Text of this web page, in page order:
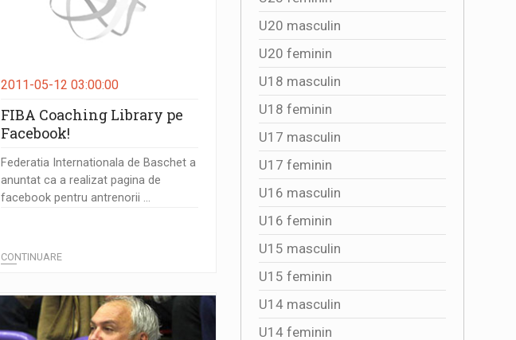
2011-05-12 03:00:00
FIBA Coaching Library pe
Facebook!
Federatia Internationala de Baschet a
anuntat ca a realizat pagina de
facebook pentru antrenorii ...
CONTINUARE
U20 masculin
U20 feminin
U18 masculin
U18 feminin
U17 masculin
U17 feminin
U16 masculin
U16 feminin
U15 masculin
U15 feminin
U14 masculin
U14 feminin